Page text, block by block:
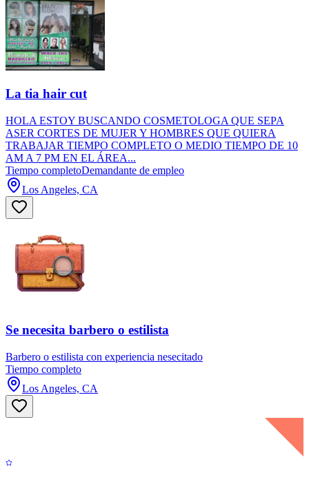
La tia hair cut
HOLA ESTOY BUSCANDO COSMETOLOGA QUE SEPA
ASER CORTES DE MUJER Y HOMBRES QUE QUIERA
TRABAJAR TIEMPO COMPLETO O MEDIO TIEMPO DE 10
AM A 7 PM EN EL ÁREA...
Tiempo completoDemandante de empleo
Los Angeles, CA
Se necesita barbero o estilista
Barbero o estilista con experiencia nesecitado
Tiempo completo
Los Angeles, CA